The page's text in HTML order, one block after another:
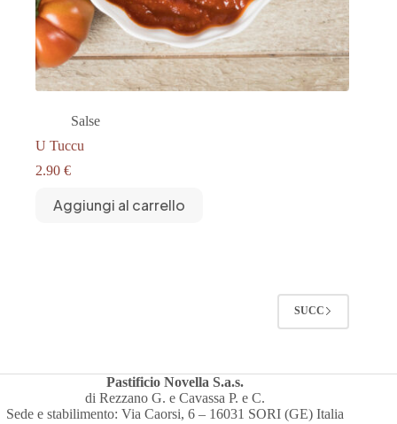
Salse
U Tuccu
2.90 €
Aggiungi al carrello
SUCC
Pastificio Novella S.a.s.
di Rezzano G. e Cavassa P. e C.
Sede e stabilimento: Via Caorsi, 6 – 16031 SORI (GE) Italia